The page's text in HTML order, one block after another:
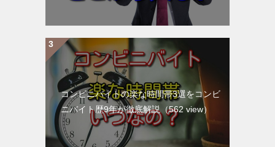
コンビニバイトの楽な時間帯3選をコンビ
ニバイト歴9年が徹底解説 （562 view）